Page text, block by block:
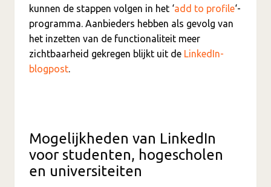
kunnen de stappen volgen in het ‘add to profile‘-
programma. Aanbieders hebben als gevolg van
het inzetten van de functionaliteit meer
zichtbaarheid gekregen blijkt uit de LinkedIn-
blogpost.
Mogelijkheden van LinkedIn
voor studenten, hogescholen
en universiteiten